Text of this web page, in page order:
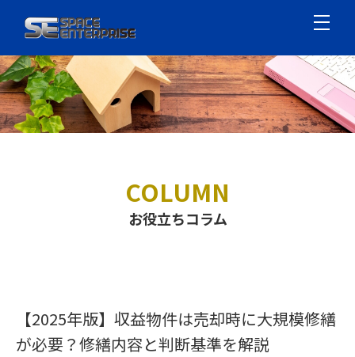
COLUMN
お役立ちコラム
【2025年版】収益物件は売却時に大規模修繕
が必要？修繕内容と判断基準を解説